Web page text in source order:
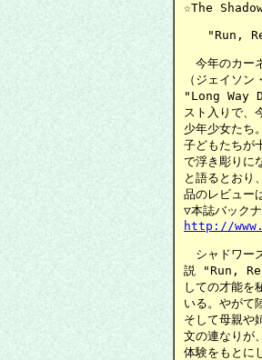
☆The
"Run,
今年のカー
（ジェイソ
"Long Way
スト入りで、
少年少女たち
子どもたちが
で浮き彫りに
と語るとおり
品のレビュー
http://
シャドワー
説 "Run,
しての才能を
いる。やがて
そして母親や
文の連なりが
体験をもとに